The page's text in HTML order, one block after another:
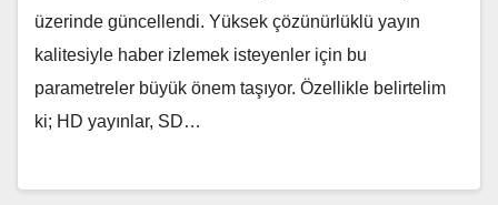
üzerinde güncellendi. Yüksek çözünürlüklü yayın
kalitesiyle haber izlemek isteyenler için bu
parametreler büyük önem taşıyor. Özellikle belirtelim
ki; HD yayınlar, SD…